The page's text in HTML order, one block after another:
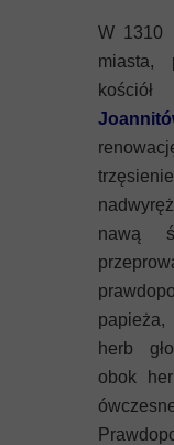
W 1310
miasta,
nawą
herb
obok